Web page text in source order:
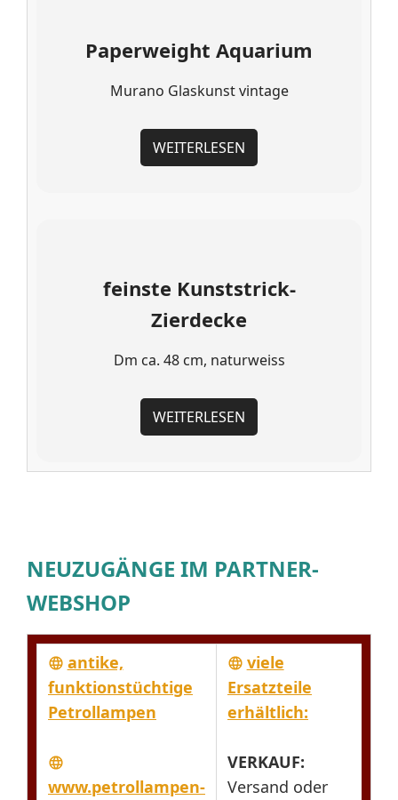
Paperweight Aquarium
Murano Glaskunst vintage
WEITERLESEN
feinste Kunststrick-
Zierdecke
Dm ca. 48 cm, naturweiss
WEITERLESEN
NEUZUGÄNGE IM PARTNER-
WEBSHOP
antike,
funktionstüchtige
Petrollampen
www.petrollampen-
viele
Ersatzteile
erhältlich:
VERKAUF:
Versand oder